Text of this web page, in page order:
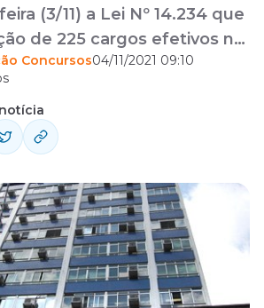
(3/11) a Lei Nº 14.234 que
de 225 cargos efetivos no
Eleitoral de São Paulo
Das 225 vagas, 129 serão
de técnico, que exige
no ensino médio, e 96 ao
Concursos04/11/2021 09:10